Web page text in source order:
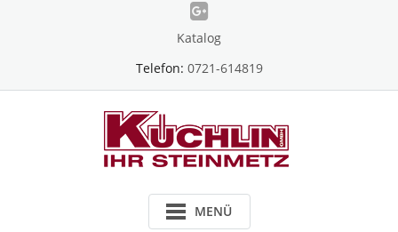
Katalog
Telefon: 0721-614819
MENÜ